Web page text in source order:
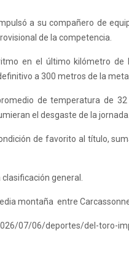
a su compañero de
de la competencia.
en el último kilómetro
a 300 metros de la meta.
de temperatura de
el desgaste de la
de favorito al título,
general.
montaña entre Carcassonne
07/06/deportes/del-toro-